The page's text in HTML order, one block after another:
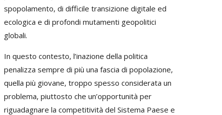
spopolamento, di difficile transizione digitale ed
ecologica e di profondi mutamenti geopolitici
globali.
In questo contesto, l’inazione della politica
penalizza sempre di più una fascia di popolazione,
quella più giovane, troppo spesso considerata un
problema, piuttosto che un’opportunità per
riguadagnare la competitività del Sistema Paese e